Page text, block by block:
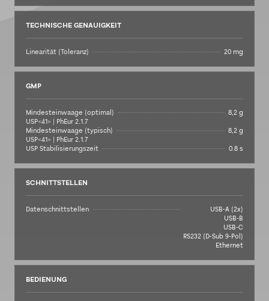
TECHNISCHE GENAUIGKEIT
Linearität (Toleranz) 20 mg
GMP
Mindesteinwaage (optimal)
USP<41> | PhEur 2.1.7
8,2 g
Mindesteinwaage (typisch)
USP<41> | PhEur 2.1.7
8,2 g
USP Stabilisierungszeit
0.8 s
SCHNITTSTELLEN
Datenschnittstellen
USB-A (2x)
USB-B
USB-C
RS232 (D-Sub 9-Pol)
Ethernet
BEDIENUNG